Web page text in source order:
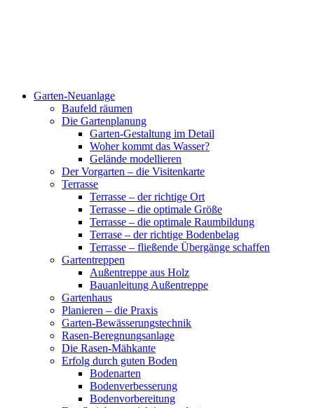
Garten-Neuanlage
Baufeld räumen
Die Gartenplanung
Garten-Gestaltung im Detail
Woher kommt das Wasser?
Gelände modellieren
Der Vorgarten – die Visitenkarte
Terrasse
Terrasse – der richtige Ort
Terrasse – die optimale Größe
Terrasse – die optimale Raumbildung
Terrase – der richtige Bodenbelag
Terrasse – fließende Übergänge schaffen
Gartentreppen
Außentreppe aus Holz
Bauanleitung Außentreppe
Gartenhaus
Planieren – die Praxis
Garten-Bewässerungstechnik
Rasen-Beregnungsanlage
Die Rasen-Mähkante
Erfolg durch guten Boden
Bodenarten
Bodenverbesserung
Bodenvorbereitung